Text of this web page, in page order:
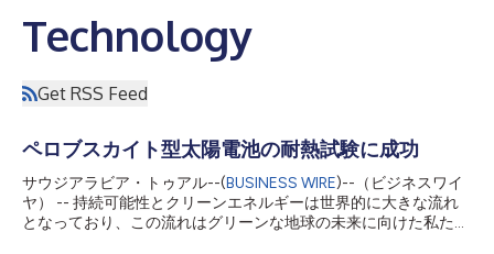
Technology
Get RSS Feed
ペロブスカイト型太陽電池の耐熱試験に成功
サウジアラビア・トゥアル--(BUSINESS WIRE)--（ビジネスワイ
ヤ） -- 持続可能性とクリーンエネルギーは世界的に大きな流れ
となっており、この流れはグリーンな地球の未来に向けた私たち